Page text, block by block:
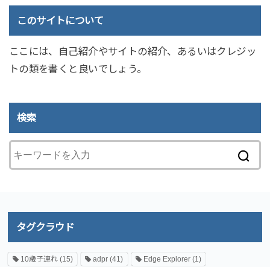
このサイトについて
ここには、自己紹介やサイトの紹介、あるいはクレジッ
トの類を書くと良いでしょう。
検索
タグクラウド
10歳子連れ(15) adpr (41) Edge Explorer (1)